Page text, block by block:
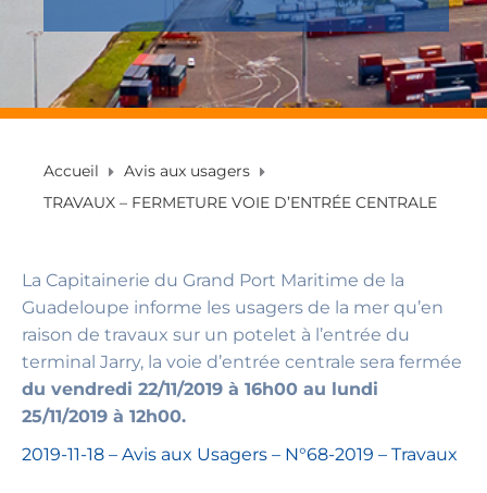
Accueil
Avis aux usagers
TRAVAUX – FERMETURE VOIE D’ENTRÉE CENTRALE
La Capitainerie du Grand Port Maritime de la
Guadeloupe informe les usagers de la mer qu’en
raison de travaux sur un potelet à l’entrée du
terminal Jarry, la voie d’entrée centrale sera fermée
du vendredi 22/11/2019 à 16h00 au lundi
25/11/2019 à 12h00.
2019-11-18 – Avis aux Usagers – N°68-2019 – Travaux